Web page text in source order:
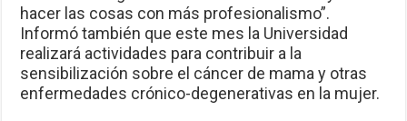
hacer las cosas con más profesionalismo”.
Informó también que este mes la Universidad
realizará actividades para contribuir a la
sensibilización sobre el cáncer de mama y otras
enfermedades crónico-degenerativas en la mujer.